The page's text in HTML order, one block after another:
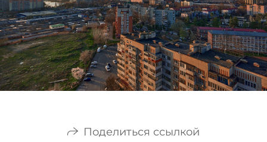
Поделиться ссылкой